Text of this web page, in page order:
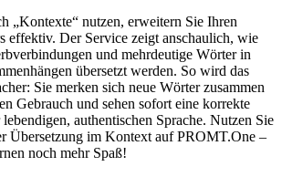
„Kontexte“ nutzen, erweitern Sie Ihren
effektiv. Der Service zeigt anschaulich, wie
und mehrdeutige Wörter in
übersetzt werden. So wird das
Sie merken sich neue Wörter zusammen
Gebrauch und sehen sofort eine korrekte
authentischen Sprache. Nutzen Sie
Übersetzung im Kontext auf PROMT.One –
noch mehr Spaß!